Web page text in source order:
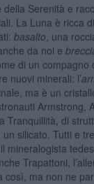
Serenità e
La Luna è ricca
basalto , una
da noi e
di un compagno
nuovi minerali: l’
ma è un
Armstrong,
Tranquillità, di
, un silicato. Tutti e
mineralogista
Trapattoni,
ma non ne